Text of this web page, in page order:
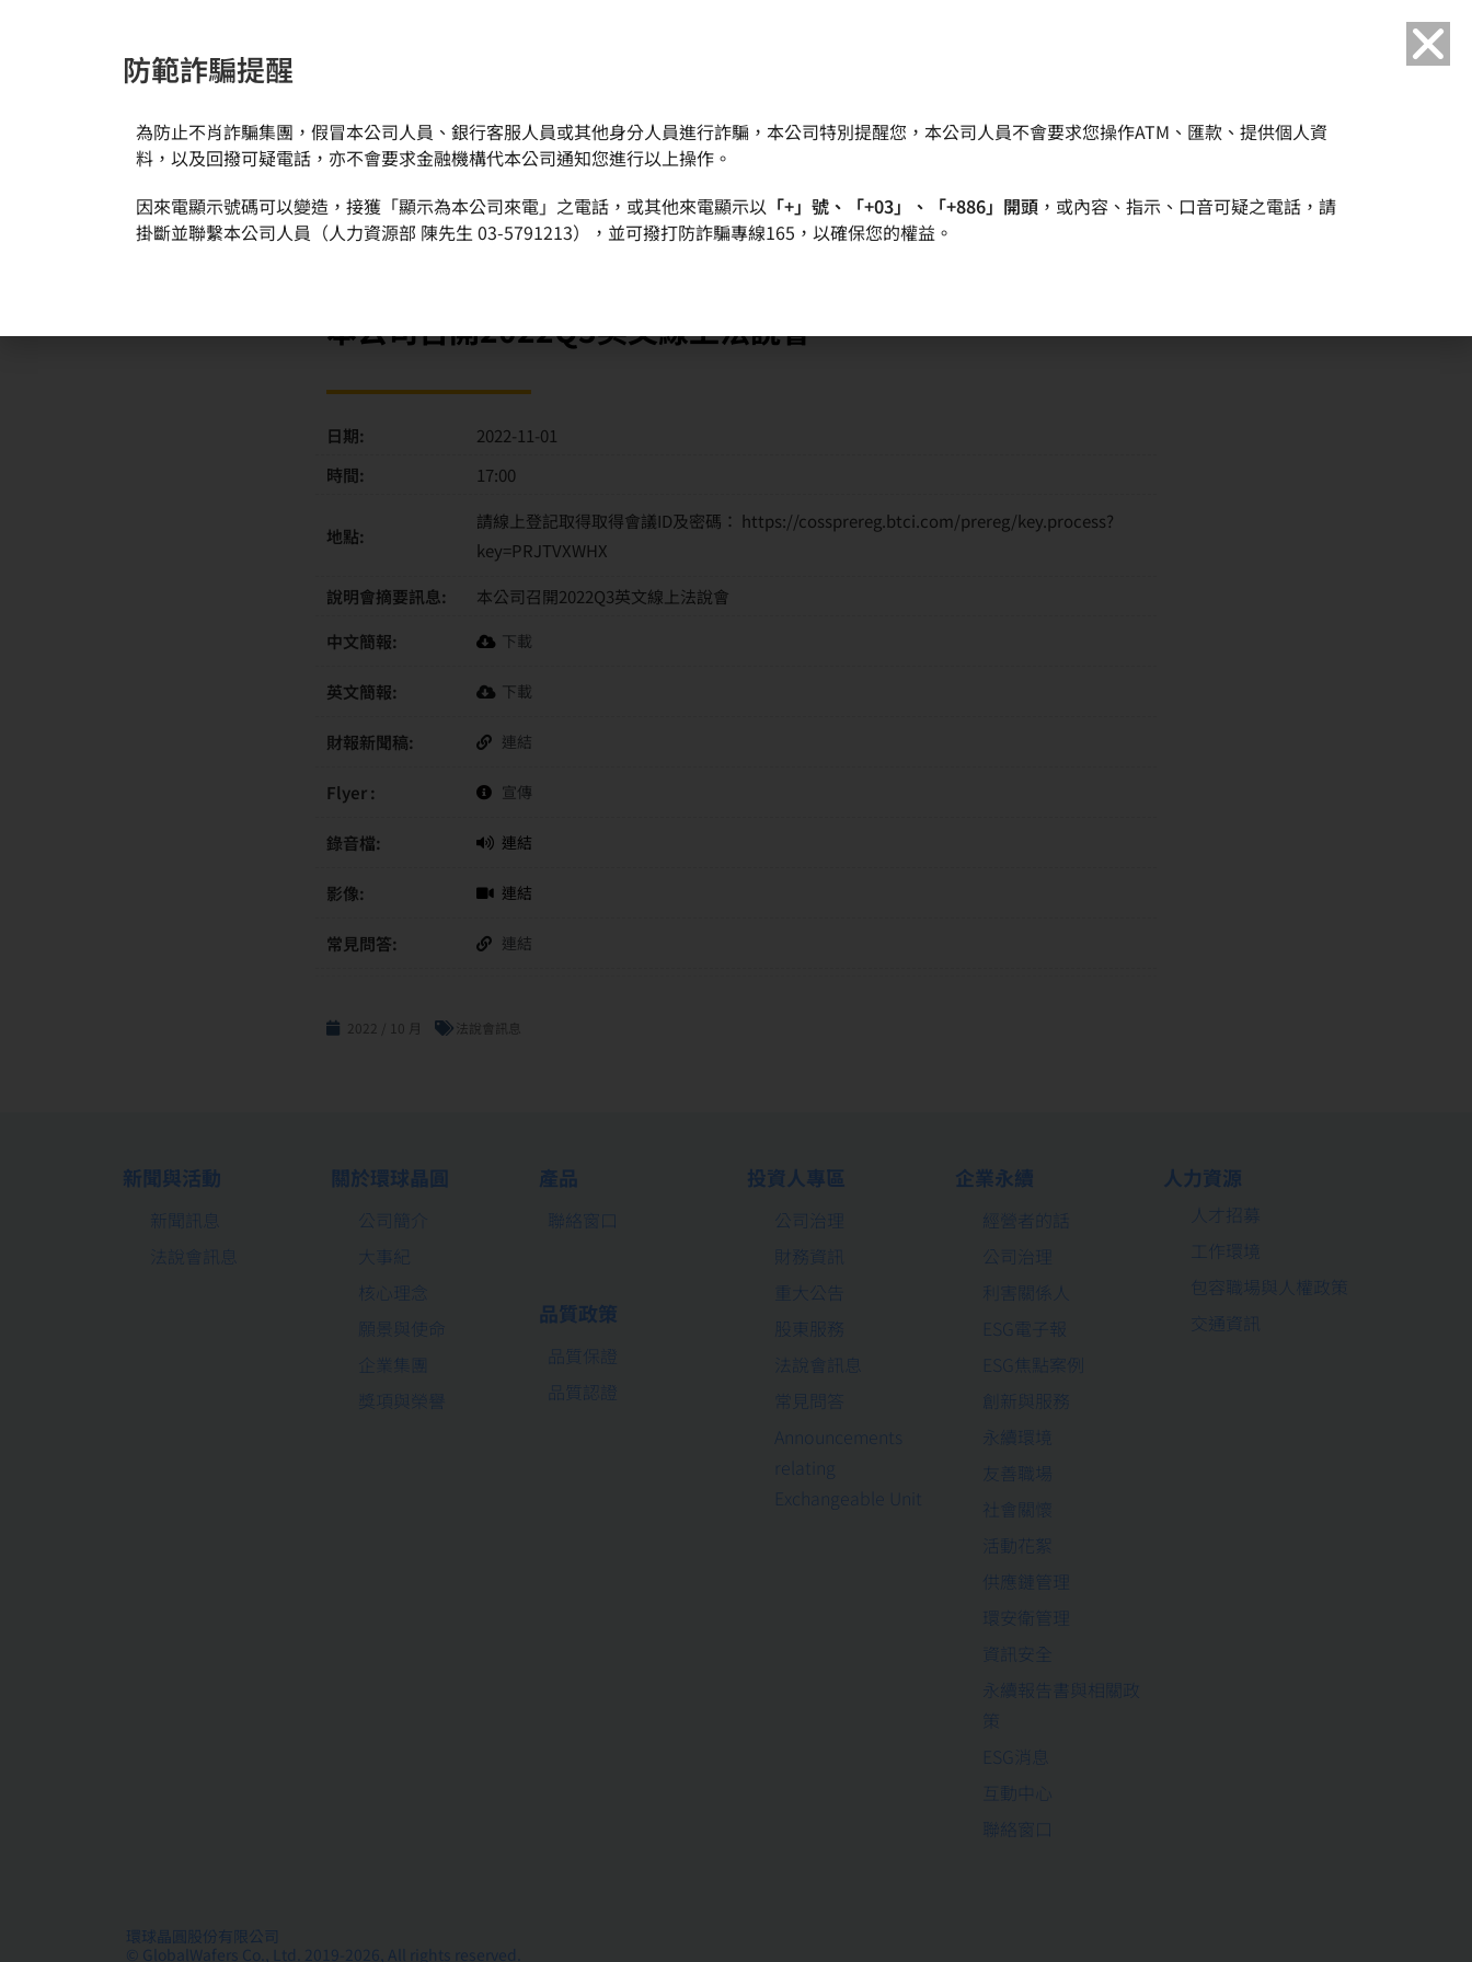
語言
新聞與活動 關於環球晶圓 產品 品質政策
首頁 活動訊息 本公司召開2022Q3英文線上法說會
本公司召開2022Q3英文線上法說會
日期:
2022-11-01
時間:
17:00
地點:
請線上登記取得取得會議ID及密碼： https://cossprereg.btci.com/prereg/key.process?
key=PRJTVXWHX
說明會摘要訊息:
本公司召開2022Q3英文線上法說會
中文簡報:
下載
英文簡報: 下載
財報新聞稿: 連結
Flyer : 宣傳
錄音檔: 連結
影像: 連結
常見問答: 連結
2022 / 10 月 法說會訊息
新聞與活動
新聞訊息
法說會訊息
關於環球晶圓
公司簡介
大事紀
核心理念
願景與使命
企業集團
獎項與榮譽
產品
聯絡窗口
品質政策
品質保證
品質認證
投資人專區
公司治理
財務資訊
重大公告
股東服務
法說會訊息
常見問答
Announcements
relating
Exchangeable Unit
企業永續
經營者的話
公司治理
利害關係人
ESG電子報
ESG焦點案例
創新與服務
永續環境
友善職場
社會關懷
活動花絮
供應鏈管理
環安衛管理
資訊安全
永續報告書與相關政
策
ESG消息
互動中心
聯絡窗口
人力資源
人才招募
工作環境
包容職場與人權政策
交通資訊
環球晶圓股份有限公司
© GlobalWafers Co., Ltd. 2019-2026, All rights reserved.
防範詐騙提醒
為防止不肖詐騙集團，假冒本公司人員、銀行客服人員或其他身分人員進行詐騙，本公司特別提醒您，本公司人員不會要求您操作ATM、匯款、提供個人資
料，以及回撥可疑電話，亦不會要求金融機構代本公司通知您進行以上操作。
因來電顯示號碼可以變造，接獲「顯示為本公司來電」之電話，或其他來電顯示以 「+」號、「+03」、「+886」開頭 ，或內容、指示、口音可疑之電話，請
掛斷並聯繫本公司人員（人力資源部 陳先生 03-5791213），並可撥打防詐騙專線165，以確保您的權益。